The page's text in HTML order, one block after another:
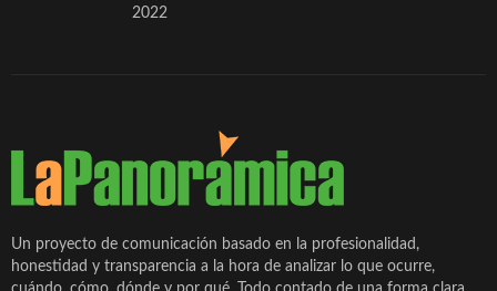
2022
Un proyecto de comunicación basado en la profesionalidad,
honestidad y transparencia a la hora de analizar lo que ocurre,